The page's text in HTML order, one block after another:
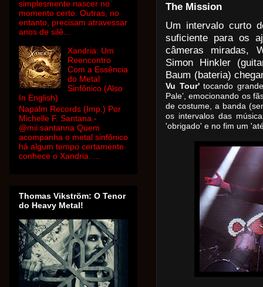
The Mission
Um intervalo curto
suficiente para os
câmeras miradas,
Simon Hinkler
Baum (bateria)
Vu Tour' tocando
Pale’, emocionando os
de costume, a banda
os intervalos das
'obrigado' e no fim um
simplesmente nascer no
momento certo. Outras, no
entanto, precisam atravessar
anos de silê...
Xandria: Um
Reencontro
Com a Essência
do Metal
Sinfônico (Also
In English)
Napalm Records (Imp.) Por
Michelle F. Santana -
@mii.santanna Quem
acompanha o metal sinfônico
há algum tempo certamente
conhece o Xandria. ...
Thomas Vikström: O Tenor
do Heavy Metal!